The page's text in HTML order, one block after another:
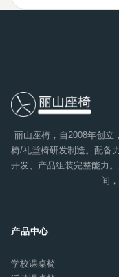
丽山座椅，自2008年创立
椅/礼堂椅研发制造。配备
开发、产品组装完整能力
间
产品中心
学校课桌椅